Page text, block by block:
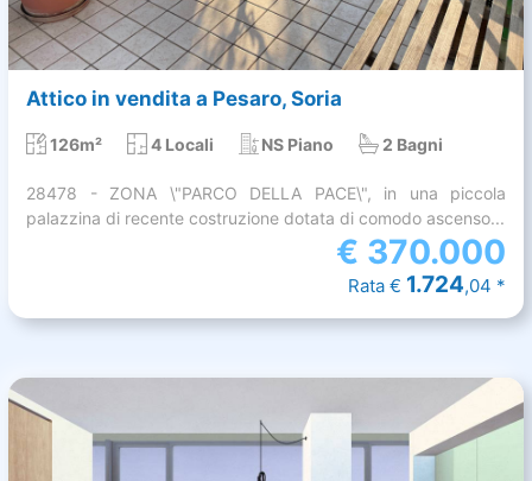
Attico in vendita a Pesaro, Soria
126m² 4 Locali NS Piano 2 Bagni
28478 - ZONA \"PARCO DELLA PACE\", in una piccola
palazzina di recente costruzione dotata di comodo ascenso...
€ 370.000
Rata € 1.724,04 *